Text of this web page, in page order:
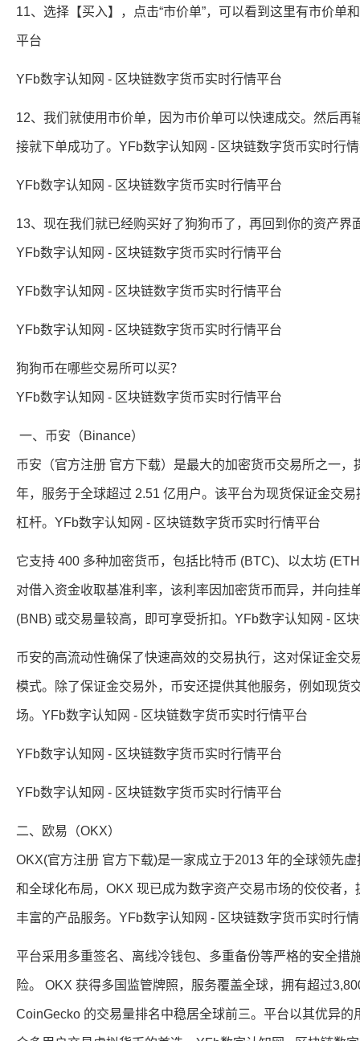
11、选择【买入】，点击“市价单”，可以看到这里有市价单
平台
YFb数字认知网 - 区块链数字货币实时行情平台
12、我们就使用市价单，因为市价单可以快速成交。然后
接就下单成功了。YFb数字认知网 - 区块链数字货币实时行
YFb数字认知网 - 区块链数字货币实时行情平台
13、现在我们就已经购买好了狗狗币了，再回到你的资产
YFb数字认知网 - 区块链数字货币实时行情平台
YFb数字认知网 - 区块链数字货币实时行情平台
YFb数字认知网 - 区块链数字货币实时行情平台
狗狗币在哪些交易所可以买？
YFb数字认知网 - 区块链数字货币实时行情平台
一、币安（Binance）
币安（官方注册 官方下载）是最大的加密货币交易所之一
年，服务于全球超过 2.51 亿用户。该平台为现货保证金交
杠杆。YFb数字认知网 - 区块链数字货币实时行情平台
它支持 400 多种加密货币，包括比特币 (BTC)、以太坊
对借入资金收取基准利率，该利率因加密货币而异，并向挂
(BNB) 或交易量较高，即可享受折扣。YFb数字认知网 - 区
币安的高流动性确保了快速高效的交易执行，这对保证金
模式。除了保证金交易外，币安还提供其他服务，例如现货
场。YFb数字认知网 - 区块链数字货币实时行情平台
YFb数字认知网 - 区块链数字货币实时行情平台
YFb数字认知网 - 区块链数字货币实时行情平台
二、欧易（OKX）
OKX(官方注册 官方下载)是一家成立于2013 年的全球领先
和全球化布局，OKX 现已成为数字资产交易市场的佼佼者
丰富的产品服务。YFb数字认知网 - 区块链数字货币实时行
平台采用多重签名、离线冷钱包、多重备份等严格的安全措
险。 OKX 获得多国监管牌照，服务覆盖全球，拥有超过
CoinGecko 的交易量排名中稳居全球前三。平台以其优异